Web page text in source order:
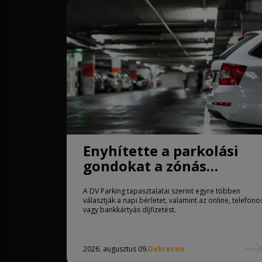
Enyhítette a parkolási
gondokat a zónás
rendszer Debrecenben
A DV Parking tapasztalatai szerint egyre többen
választják a napi bérletet, valamint az online,
vagy bankkártyás díjfizetést.
2026. augusztus 09.Debrecen